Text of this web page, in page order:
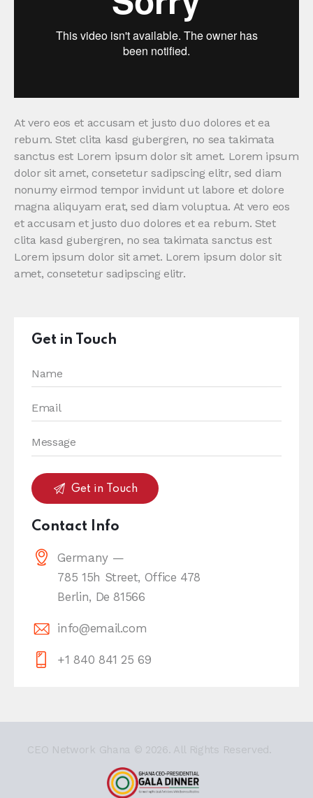
At vero eos et accusam et justo duo dolores et ea
rebum. Stet clita kasd gubergren, no sea takimata
sanctus est Lorem ipsum dolor sit amet. Lorem ipsum
dolor sit amet, consetetur sadipscing elitr, sed diam
nonumy eirmod tempor invidunt ut labore et dolore
magna aliquyam erat, sed diam voluptua. At vero eos
et accusam et justo duo dolores et ea rebum. Stet
clita kasd gubergren, no sea takimata sanctus est
Lorem ipsum dolor sit amet. Lorem ipsum dolor sit
amet, consetetur sadipscing elitr.
Get in Touch
Contact Info
Germany —
785 15h Street, Office 478
Berlin, De 81566
info@email.com
+1 840 841 25 69
CEO Network Ghana © 2026. All Rights Reserved.